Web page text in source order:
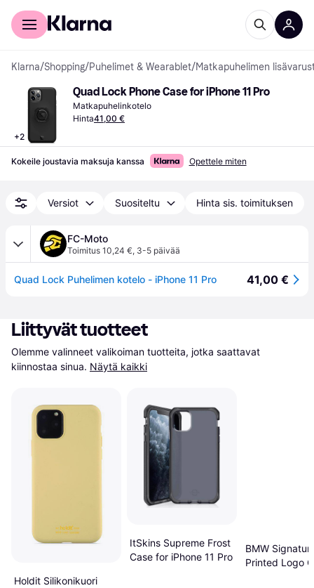
Kuluttajille
Klarna/Shopping/Puhelimet & Wearablet/Matkapuhelimen
+2
Quad Lock Phone Case for iPhone 11 Pro
Matkapuhelinkotelo
Hinta41,00 €
Kokeile joustavia maksuja kanssa Opettele miten
Versiot Suositeltu Hinta sis. toimituksen
FC-Moto
Toimitus 10,24 €, 3-5 päivää
Quad Lock Puhelimen kotelo - iPhone 11 Pro 41,00 €
Liittyvät tuotteet
Olemme valinneet valikoiman tuotteita, jotka saattavat
kiinnostaa sinua. Näytä kaikki
Holdit Silikonikuori
ItSkins Supreme Frost
Case for iPhone 11 Pro
BMW
Printed Logo